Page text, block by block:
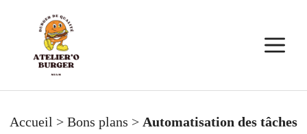
contenu
Accueil > Bons plans > Automatisation des tâches